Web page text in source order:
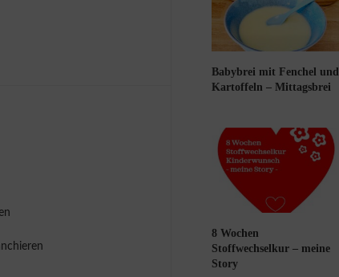
Babybrei mit Fenchel und
Kartoffeln – Mittagsbrei
8 Wochen
Stoffwechselkur – meine
Story